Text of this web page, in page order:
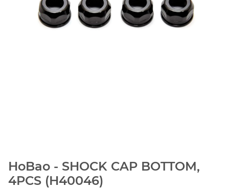
HoBao - SHOCK CAP BOTTOM,
4PCS (H40046)